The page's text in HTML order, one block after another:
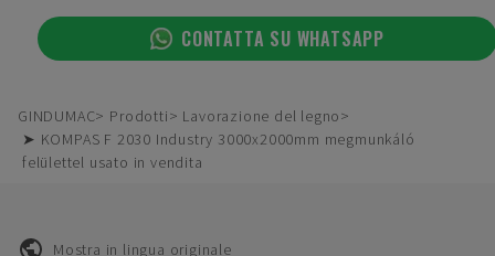
CONTATTA SU WHATSAPP
GINDUMAC Prodotti
Lavorazione del legno
➤ KOMPAS F 2030 Industry 3000x2000mm megmunkáló
felülettel usato in vendita
Mostra in lingua originale